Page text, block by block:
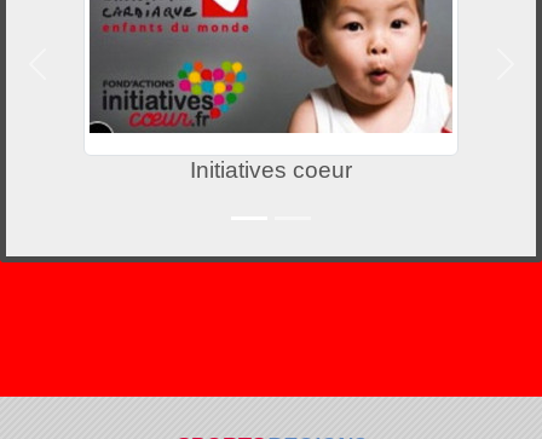
Initiatives coeur
Précedent